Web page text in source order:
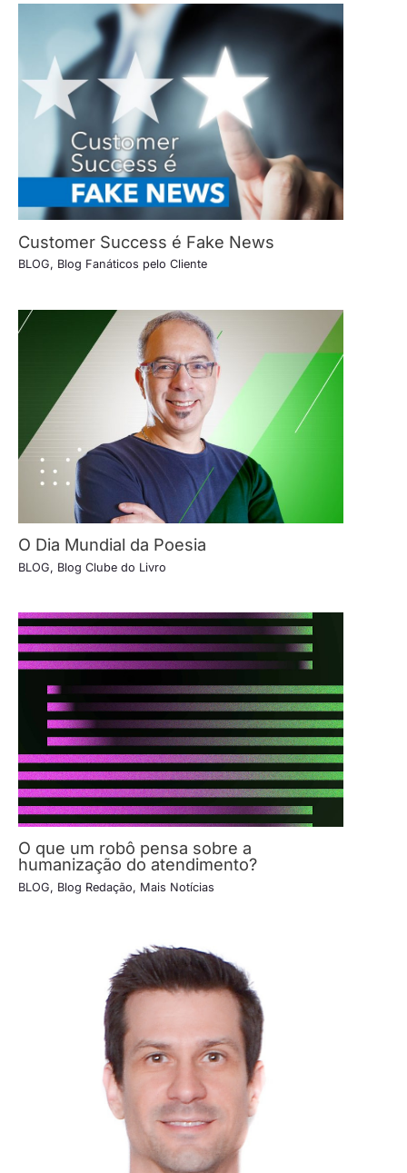
Customer Success é Fake News
BLOG, Blog Fanáticos pelo Cliente
O Dia Mundial da Poesia
BLOG, Blog Clube do Livro
O que um robô pensa sobre a
humanização do atendimento?
BLOG, Blog Redação, Mais Notícias